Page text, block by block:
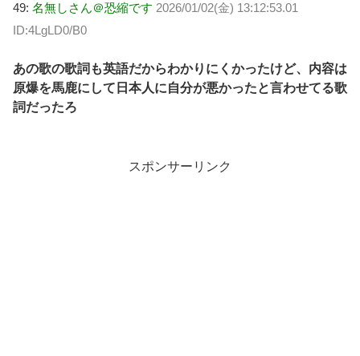
49: 名無しさん＠恐縮です 2026/01/02(金) 13:12:53.01
ID:4LgLD0/B0
あの歌の歌詞も英語だからわかりにくかったけど、内容は
原爆を馬鹿にして日本人に自分が悪かったと言わせてる歌
詞だったろ
スポンサーリンク